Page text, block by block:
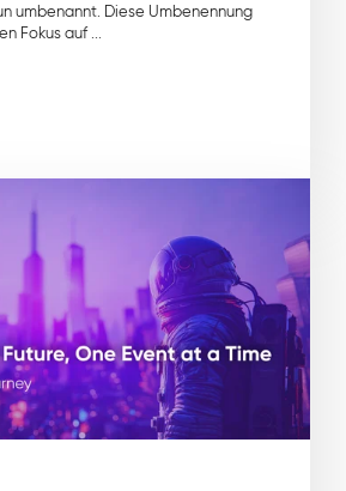
umbenannt. Diese Umbenennung
Fokus auf ...